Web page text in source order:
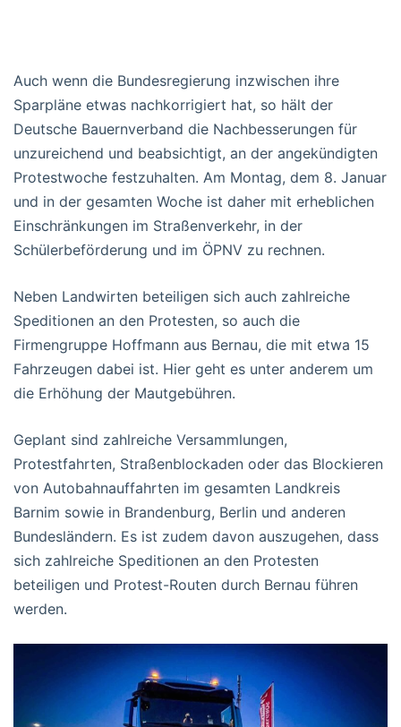
Auch wenn die Bundesregierung inzwischen ihre
Sparpläne etwas nachkorrigiert hat, so hält der
Deutsche Bauernverband die Nachbesserungen für
unzureichend und beabsichtigt, an der angekündigten
Protestwoche festzuhalten. Am Montag, dem 8. Januar
und in der gesamten Woche ist daher mit erheblichen
Einschränkungen im Straßenverkehr, in der
Schülerbeförderung und im ÖPNV zu rechnen.
Neben Landwirten beteiligen sich auch zahlreiche
Speditionen an den Protesten, so auch die
Firmengruppe Hoffmann aus Bernau, die mit etwa 15
Fahrzeugen dabei ist. Hier geht es unter anderem um
die Erhöhung der Mautgebühren.
Geplant sind zahlreiche Versammlungen,
Protestfahrten, Straßenblockaden oder das Blockieren
von Autobahnauffahrten im gesamten Landkreis
Barnim sowie in Brandenburg, Berlin und anderen
Bundesländern. Es ist zudem davon auszugehen, dass
sich zahlreiche Speditionen an den Protesten
beteiligen und Protest-Routen durch Bernau führen
werden.